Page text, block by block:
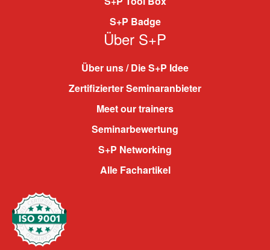
S+P Badge
Über S+P
Über uns / Die S+P Idee
Zertifizierter Seminaranbieter
Meet our trainers
Seminarbewertung
S+P Networking
Alle Fachartikel